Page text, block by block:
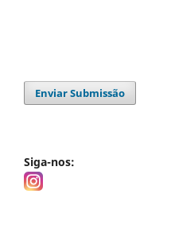
Enviar Submissão
Siga-nos: